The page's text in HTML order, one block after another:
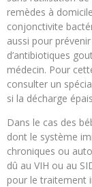
remèdes à
conjonctivite
aussi pour
d’antibiotiques
médecin. Pour
consulter un
si la décharge
Dans le cas des
dont le système
chroniques ou
dû au VIH ou au
pour le traitement